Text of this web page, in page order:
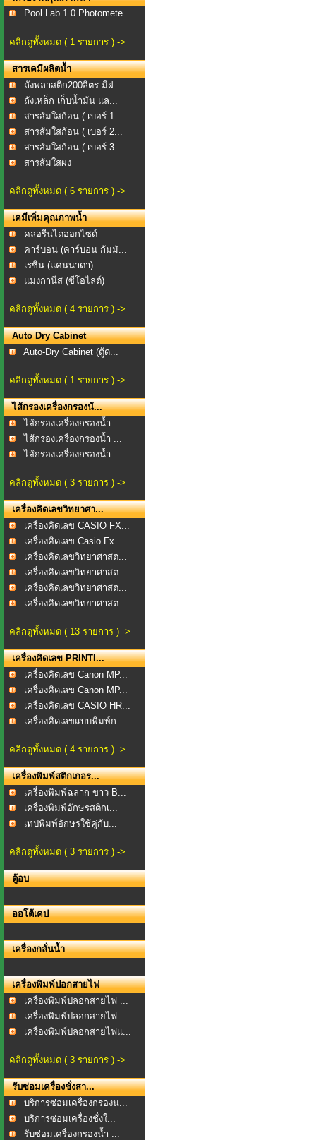
Pool Lab 1.0 Photomete...
คลิกดูทั้งหมด ( 1 รายการ ) ->
สารเคมีผลิตน้ำ
ถังพลาสติก200ลิตร​ มีฝ...
ถังเหล็ก เก็บน้ำมัน แล...
สารส้มใสก้อน ( เบอร์ 1...
สารส้มใสก้อน ( เบอร์ 2...
สารส้มใสก้อน ( เบอร์ 3...
สารส้มใสผง
คลิกดูทั้งหมด ( 6 รายการ ) ->
เคมีเพิ่มคุณภาพน้ำ
คลอรีนไดออกไซด์
คาร์บอน (คาร์บอน กัมมั...
เรซิน (แคนนาดา)
แมงกานีส (ซีโอไลต์)
คลิกดูทั้งหมด ( 4 รายการ ) ->
Auto Dry Cabinet
Auto-Dry Cabinet (ตู้ด...
คลิกดูทั้งหมด ( 1 รายการ ) ->
ไส้กรองเครื่องกรองน้...
ไส้กรองเครื่องกรองน้ำ ...
ไส้กรองเครื่องกรองน้ำ ...
ไส้กรองเครื่องกรองน้ำ ...
คลิกดูทั้งหมด ( 3 รายการ ) ->
เครื่องคิดเลขวิทยาศา...
เครื่องคิดเลข CASIO FX...
เครื่องคิดเลข Casio Fx...
เครื่องคิดเลขวิทยาศาสต...
เครื่องคิดเลขวิทยาศาสต...
เครื่องคิดเลขวิทยาศาสต...
เครื่องคิดเลขวิทยาศาสต...
คลิกดูทั้งหมด ( 13 รายการ ) ->
เครื่องคิดเลข PRINTI...
เครื่องคิดเลข Canon MP...
เครื่องคิดเลข Canon MP...
เครื่องคิดเลข CASIO HR...
เครื่องคิดเลขแบบพิมพ์ก...
คลิกดูทั้งหมด ( 4 รายการ ) ->
เครื่องพิมพ์สติกเกอร...
เครื่องพิมพ์ฉลาก ขาว B...
เครื่องพิมพ์อักษรสติกเ...
เทปพิมพ์อักษรใช้คู่กับ...
คลิกดูทั้งหมด ( 3 รายการ ) ->
ตู้อบ
ออโต้เคป
เครื่องกลั่นน้ำ
เครื่องพิมพ์ปอกสายไฟ
เครื่องพิมพ์ปลอกสายไฟ ...
เครื่องพิมพ์ปลอกสายไฟ ...
เครื่องพิมพ์ปลอกสายไฟแ...
คลิกดูทั้งหมด ( 3 รายการ ) ->
รับซ่อมเครื่องชั่งสา...
บริการซ่อมเครื่องกรองน...
บริการซ่อมเครื่องชั่งใ...
รับซ่อมเครื่องกรองน้ำ ...